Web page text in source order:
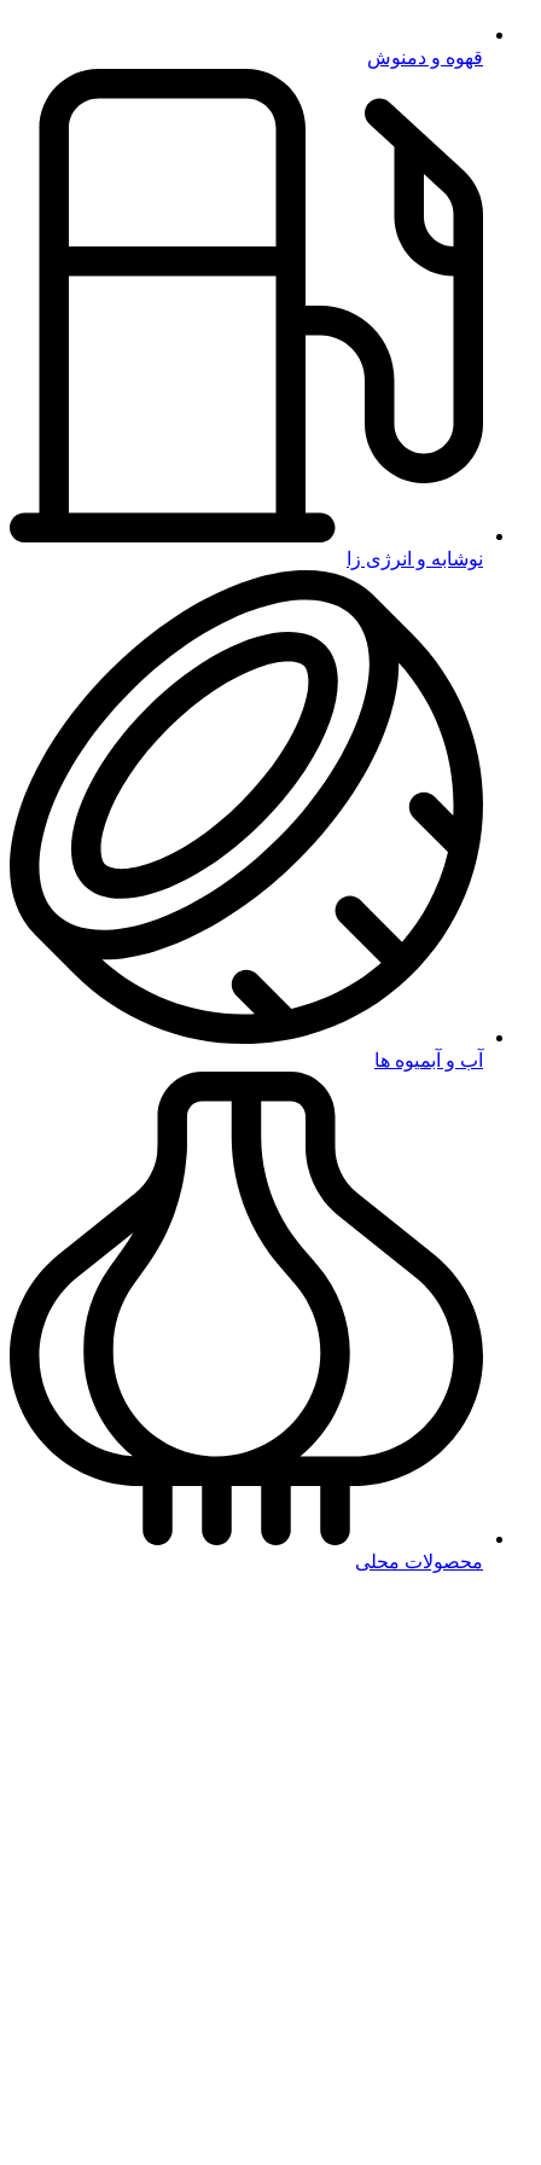
قهوه و دمنوش
نوشابه و انرژی زا
آب و آبمیوه ها
محصولات محلی